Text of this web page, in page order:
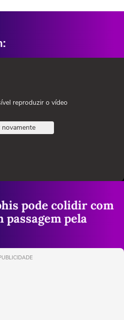
reproduzir o vídeo
novamente
pode colidir com
passagem pela